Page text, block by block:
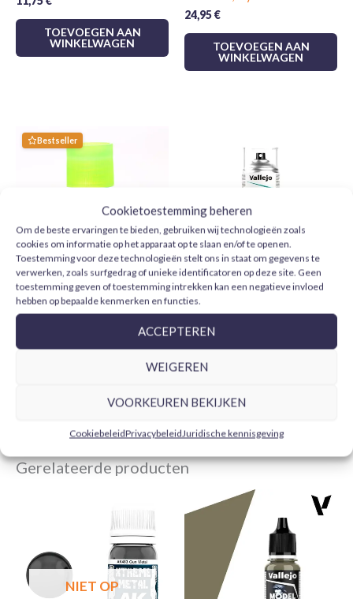
Cookietoestemming beheren
Om de beste ervaringen te bieden, gebruiken wij technologieën zoals
cookies om informatie op het apparaat op te slaan en/of te openen.
Toestemming voor deze technologieën stelt ons in staat om gegevens te
verwerken, zoals surfgedrag of unieke identificatoren op deze site. Geen
toestemming geven of toestemming intrekken kan een negatieve invloed
hebben op bepaalde kenmerken en functies.
ACCEPTEREN
WEIGEREN
VOORKEUREN BEKIJKEN
CookiebeleidPrivacybeleidJuridische kennisgeving
harsen en polystyreen schuim
Afwerking: Glad en vlekkeloos
Tamiya!
TOEVOEGEN AAN
WINKELWAGEN
24,95€
TOEVOEGEN AAN
WINKELWAGEN
Bestseller
Tamiya Extra Thin Cement
Quick-Setting 87182 40 ml
Vallejo Barniz Acrílico Mate
28531 Aerosol 400 ml
11,95€
Gerelateerde producten
NIET OP